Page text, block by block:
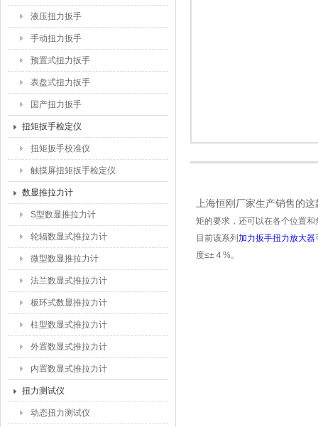
液压扭力扳手
手动扭力扳手
预置式扭力扳手
表盘式扭力扳手
国产扭力扳手
扭矩扳手检定仪
扭矩扳手校准仪
触摸屏扭矩扳手检定仪
数显推拉力计
S型数显推拉力计
轮辐数显式推拉力计
微型数显推拉力计
法兰数显式推拉力计
板环式数显推拉力计
柱型数显式推拉力计
外置数显式推拉力计
内置数显式推拉力计
扭力测试仪
动态扭力测试仪
上海恒刚厂家生产销售的这
矩的要求，还可以在各个位置
目前该系列 加力扳手扭力放大器
度≤±４%。